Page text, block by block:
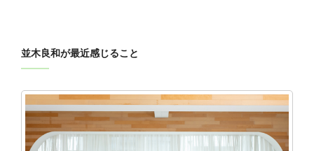
並木良和が最近感じること